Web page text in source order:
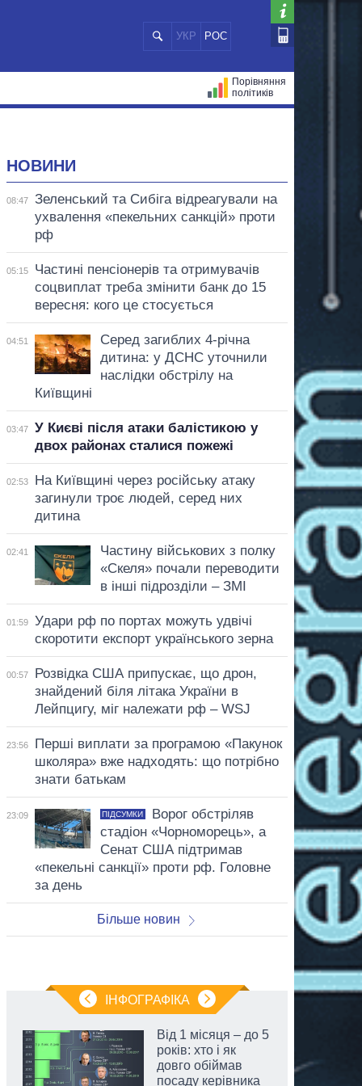
УКР РОС
Порівняння
політиків
НОВИНИ
08:47
Зеленський та Сибіга відреагували на
ухвалення «пекельних санкцій» проти
рф
05:15
Частині пенсіонерів та отримувачів
соцвиплат треба змінити банк до 15
вересня: кого це стосується
04:51
Серед загиблих 4-річна
дитина: у ДСНС уточнили
наслідки обстрілу на
Київщині
03:47
У Києві після атаки балістикою у
двох районах сталися пожежі
02:53
На Київщині через російську атаку
загинули троє людей, серед них
дитина
02:41
Частину військових з полку
«Скеля» почали переводити
в інші підрозділи – ЗМІ
01:59
Удари рф по портах можуть удвічі
скоротити експорт українського зерна
00:57
Розвідка США припускає, що дрон,
знайдений біля літака України в
Лейпцигу, міг належати рф – WSJ
23:56
Перші виплати за програмою «Пакунок
школяра» вже надходять: що потрібно
знати батькам
23:09 ПІДСУМКИ
Ворог обстріляв
стадіон «Чорноморець», а
Сенат США підтримав
«пекельні санкції» проти рф. Головне
за день
Більше новин
ІНФОГРАФІКА
Від 1 місяця – до 5
років: хто і як
довго обіймав
посаду керівника